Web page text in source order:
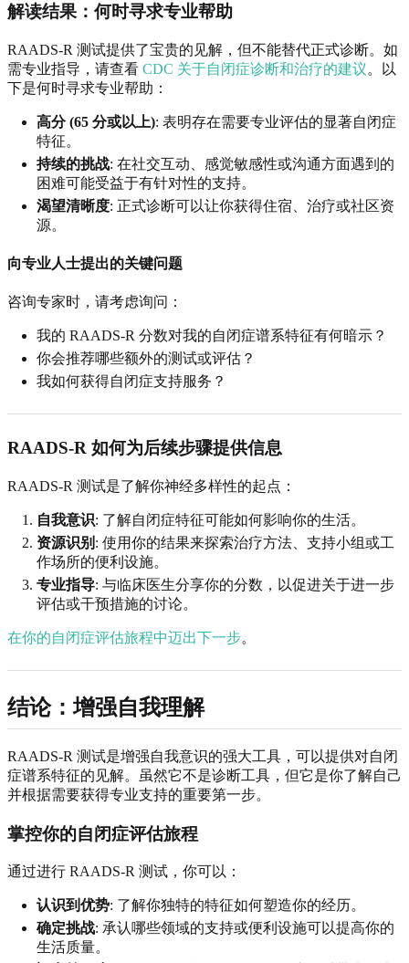
解读结果：何时寻求专业帮助
RAADS-R 测试提供了宝贵的见解，但不能替代正式诊断。如
需专业指导，请查看 CDC 关于自闭症诊断和治疗的建议。以
下是何时寻求专业帮助：
高分 (65 分或以上): 表明存在需要专业评估的显著自闭症
特征。
持续的挑战: 在社交互动、感觉敏感性或沟通方面遇到的
困难可能受益于有针对性的支持。
渴望清晰度: 正式诊断可以让你获得住宿、治疗或社区资
源。
向专业人士提出的关键问题
咨询专家时，请考虑询问：
我的 RAADS-R 分数对我的自闭症谱系特征有何暗示？
你会推荐哪些额外的测试或评估？
我如何获得自闭症支持服务？
RAADS-R 如何为后续步骤提供信息
RAADS-R 测试是了解你神经多样性的起点：
自我意识: 了解自闭症特征可能如何影响你的生活。
资源识别 : 使用你的结果来探索治疗方法、支持小组或工
作场所的便利设施。
专业指导: 与临床医生分享你的分数，以促进关于进一步
评估或干预措施的讨论。
在你的自闭症评估旅程中迈出下一步。
结论：增强自我理解
RAADS-R 测试是增强自我意识的强大工具，可以提供对自闭
症谱系特征的见解。虽然它不是诊断工具，但它是你了解自己
并根据需要获得专业支持的重要第一步。
掌控你的自闭症评估旅程
通过进行 RAADS-R 测试，你可以：
认识到优势: 了解你独特的特征如何塑造你的经历。
确定挑战: 承认哪些领域的支持或便利设施可以提高你的
生活质量。